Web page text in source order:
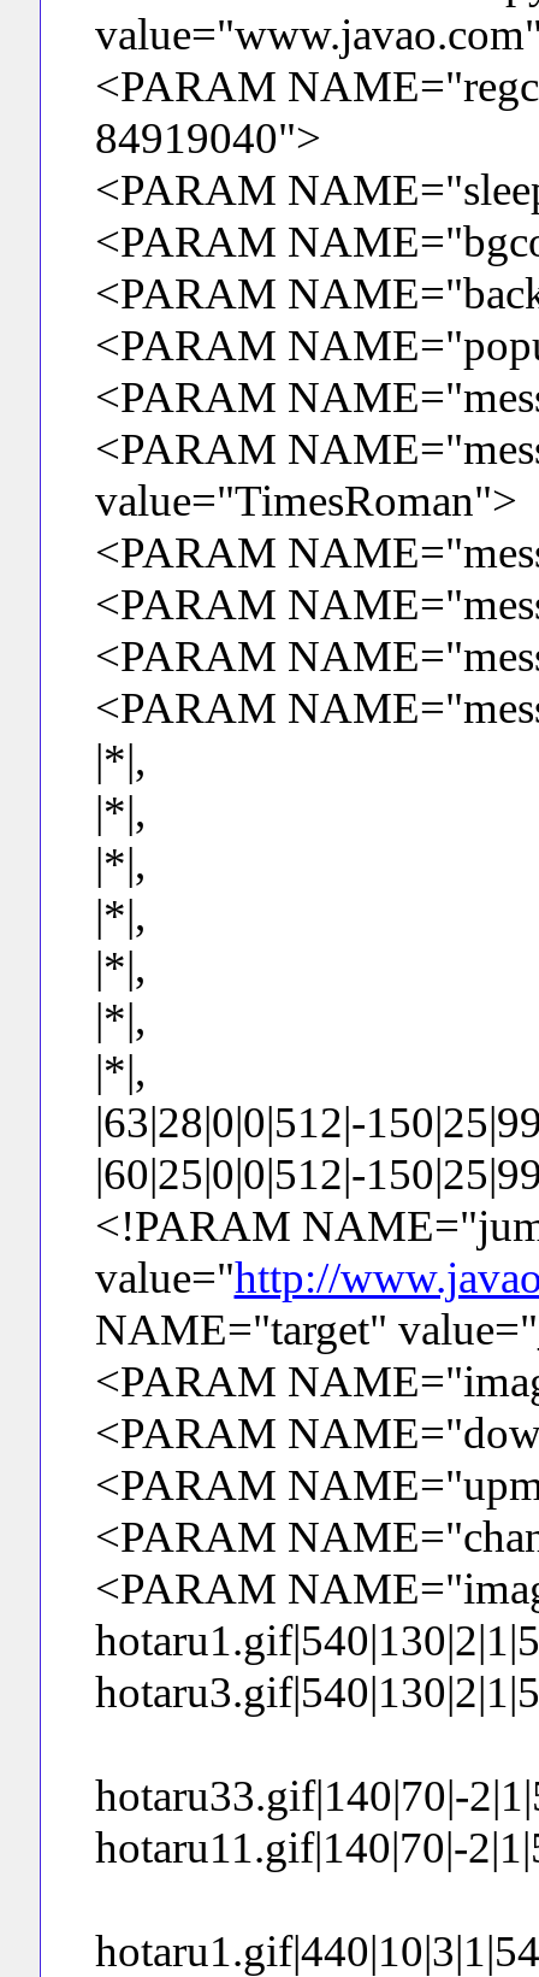
<PARAM
84919040">
<PARAM
<PARAM
<PARAM
<PARAM
<PARAM
<PARAM
value="TimesRoman">
<PARAM
<PARAM
<PARAM
<PARAM
|*|,
|*|,
|*|,
|*|,
|*|,
|*|,
|*|,
|63|28|0|0|512|-
|60|25|0|0|512|-
<!PARAM
value="http://
NAME="target"
<PARAM
<PARAM
<PARAM
<PARAM
<PARAM
hotaru33.gif|140|70|-
hotaru11.gif|140|70|-